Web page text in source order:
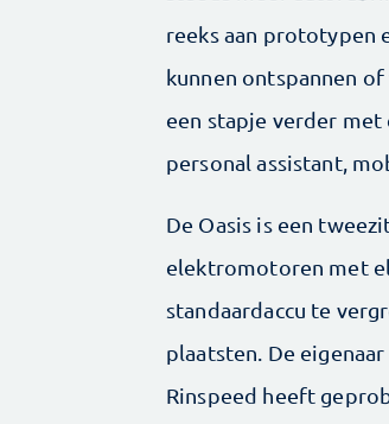
reeks aan prototypen
kunnen ontspannen
een stapje verder
personal assistant,
De Oasis is een
elektromotoren met
standaardaccu te
plaatsten. De
Rinspeed heeft